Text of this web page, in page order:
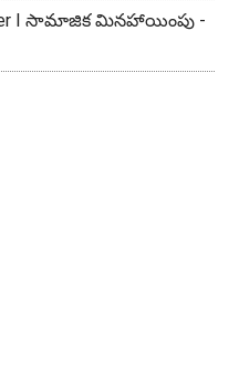
I సామాజిక మినహాయింపు -